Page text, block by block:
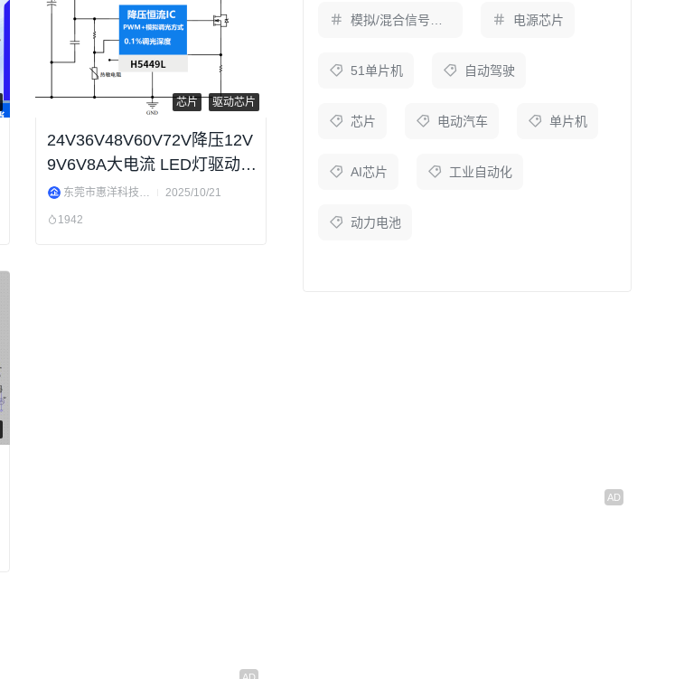
芯片 驱动芯片
24V36V48V60V72V降压12V
9V6V8A大电流 LED灯驱动芯
片H5449L
东莞市惠洋科技有限公司 2025/10/21
1942
模拟/混合信号芯片 电源芯片
51单片机 自动驾驶
芯片 电动汽车 单片机
AI芯片 工业自动化
动力电池